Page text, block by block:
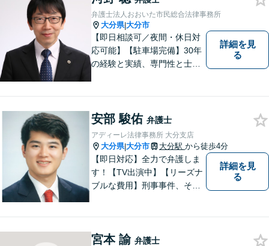
会正義の実現のために最善を
尽くします。
弁護士法人おおいた市民総合法律事務所
大分県|大分市
【即日相談可／夜間・休日対
応可能】【駐車場完備】30年
の経験と実績、専門性と士業
ニーズに応えます。常に市民
に身近で親しみやすい弁護士
であり続けます。
詳細を見
る
安部 駿佑 弁護士
アディーレ法律事務所 大分支店
大分県|大分市 大分駅 から徒歩4分
【即日対応】全力で弁護しま
す！【TV出演中】【リーズナ
ブルな費用】刑事事件、その
分駅４分】
詳細を見
る
宮本 諭 弁護士